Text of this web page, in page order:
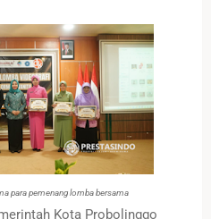
para pemenang lomba bersama
Kota Probolinggo